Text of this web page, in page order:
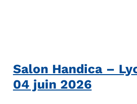
Salon Handica –
04 juin 2026